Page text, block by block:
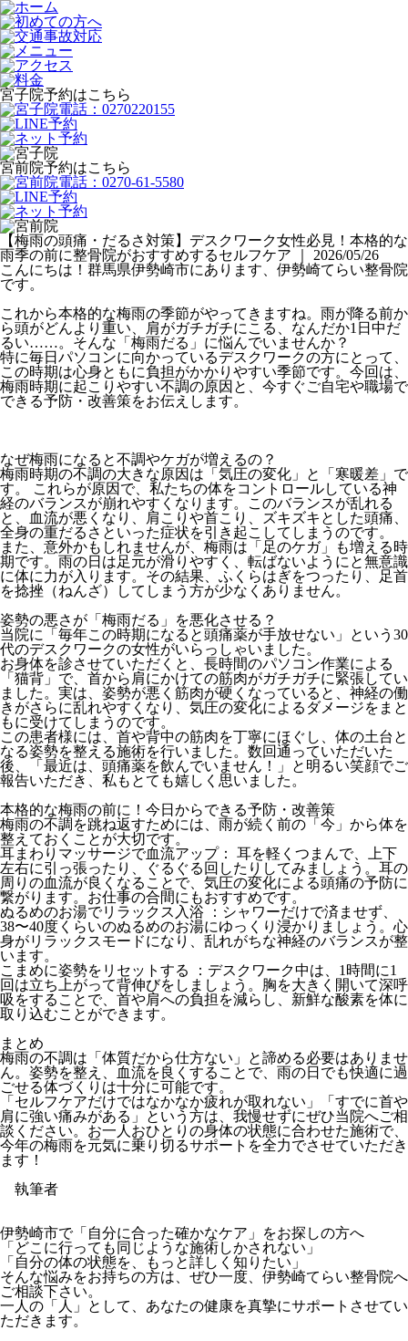
宮子院予約はこちら
宮前院予約はこちら
【梅雨の頭痛・だるさ対策】デスクワーク女性必見！本格的な
雨季の前に整骨院がおすすめするセルフケア ｜ 2026/05/26
こんにちは！群馬県伊勢崎市にあります、伊勢崎てらい整骨院
です。
これから本格的な梅雨の季節がやってきますね。雨が降る前か
ら頭がどんより重い、肩がガチガチにこる、なんだか1日中だ
るい……。そんな「梅雨だる」に悩んでいませんか？
特に毎日パソコンに向かっているデスクワークの方にとって、
この時期は心身ともに負担がかかりやすい季節です。今回は、
梅雨時期に起こりやすい不調の原因と、今すぐご自宅や職場で
できる予防・改善策をお伝えします。
なぜ梅雨になると不調やケガが増えるの？
梅雨時期の不調の大きな原因は「気圧の変化」と「寒暖差」で
す。 これらが原因で、私たちの体をコントロールしている神
経のバランスが崩れやすくなります。このバランスが乱れる
と、血流が悪くなり、肩こりや首こり、ズキズキとした頭痛、
全身の重だるさといった症状を引き起こしてしまうのです。
また、意外かもしれませんが、梅雨は「足のケガ」も増える時
期です。雨の日は足元が滑りやすく、転ばないようにと無意識
に体に力が入ります。その結果、ふくらはぎをつったり、足首
を捻挫（ねんざ）してしまう方が少なくありません。
姿勢の悪さが「梅雨だる」を悪化させる？
当院に「毎年この時期になると頭痛薬が手放せない」という30
代のデスクワークの女性がいらっしゃいました。
お身体を診させていただくと、長時間のパソコン作業による
「猫背」で、首から肩にかけての筋肉がガチガチに緊張してい
ました。実は、姿勢が悪く筋肉が硬くなっていると、神経の働
きがさらに乱れやすくなり、気圧の変化によるダメージをまと
もに受けてしまうのです。
この患者様には、首や背中の筋肉を丁寧にほぐし、体の土台と
なる姿勢を整える施術を行いました。数回通っていただいた
後、「最近は、頭痛薬を飲んでいません！」と明るい笑顔でご
報告いただき、私もとても嬉しく思いました。
本格的な梅雨の前に！今日からできる予防・改善策
梅雨の不調を跳ね返すためには、雨が続く前の「今」から体を
整えておくことが大切です。
耳まわりマッサージで血流アップ：
耳を軽くつまんで、上下
左右に引っ張ったり、ぐるぐる回したりしてみましょう。耳の
周りの血流が良くなることで、気圧の変化による頭痛の予防に
繋がります。お仕事の合間にもおすすめです。
ぬるめのお湯でリラックス入浴 ：シャワーだけで済ませず、
38〜40度くらいのぬるめのお湯にゆっくり浸かりましょう。心
身がリラックスモードになり、乱れがちな神経のバランスが整
います。
こまめに姿勢をリセットする
：デスクワーク中は、1時間に1
回は立ち上がって背伸びをしましょう。胸を大きく開いて深呼
吸をすることで、首や肩への負担を減らし、新鮮な酸素を体に
取り込むことができます。
まとめ
梅雨の不調は「体質だから仕方ない」と諦める必要はありませ
ん。姿勢を整え、血流を良くすることで、雨の日でも快適に過
ごせる体づくりは十分に可能です。
「セルフケアだけではなかなか疲れが取れない」「すでに首や
肩に強い痛みがある」という方は、我慢せずにぜひ当院へご相
談ください。お一人おひとりの身体の状態に合わせた施術で、
今年の梅雨を元気に乗り切るサポートを全力でさせていただき
ます！
執筆者
伊勢崎市で「自分に合った確かなケア」をお探しの方へ
「どこに行っても同じような施術しかされない」
「自分の体の状態を、もっと詳しく知りたい」
そんな悩みをお持ちの方は、ぜひ一度、伊勢崎てらい整骨院へ
ご相談下さい。
一人の「人」として、あなたの健康を真摯にサポートさせてい
ただきます。